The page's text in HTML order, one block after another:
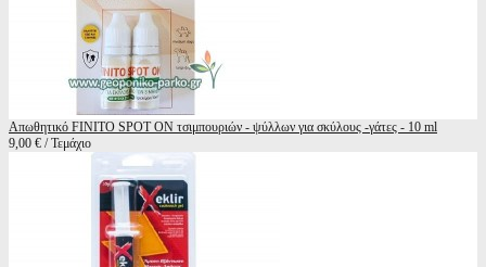
Απωθητικό FINITO SPOT ON τσιμπουριών - ψύλλων για σκύλους -γάτες - 10 ml
9,00 € / Τεμάχιο